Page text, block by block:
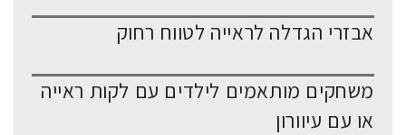
אבזרי הגדלה לראייה לטווח רחוק
משחקים מותאמים לילדים עם לקות ראייה
או עם עיוורון